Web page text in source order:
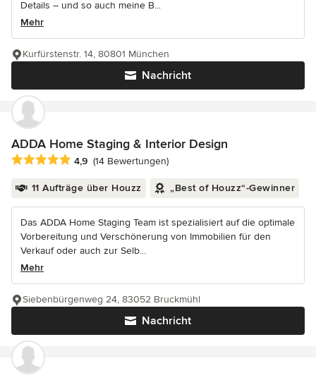
Details – und so auch meine B...
Mehr
Nachricht
Kurfürstenstr. 14, 80801 München
ADDA Home Staging & Interior Design
Durchschnittliche Bewertung: 4.9 von 5 Sternen
4,9 (14 Bewertungen)
11 Aufträge über Houzz „Best of Houzz“-Gewinner
Das ADDA Home Staging Team ist spezialisiert auf die optimale
Vorbereitung und Verschönerung von Immobilien für den
Verkauf oder auch zur Selb...
Mehr
Nachricht
Siebenbürgenweg 24, 83052 Bruckmühl